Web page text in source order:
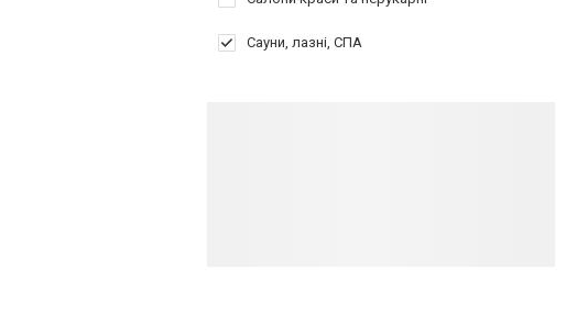
Сауни, лазні, СПА